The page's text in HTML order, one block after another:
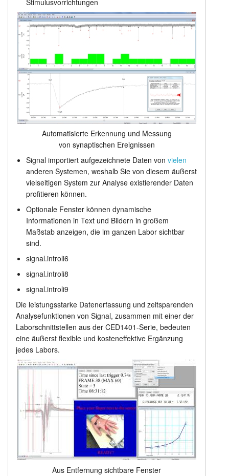
Automatisierte Erkennung und Messung
von synaptischen Ereignissen
Signal importiert aufgezeichnete Daten von vielen
anderen Systemen, weshalb Sie von diesem äußerst
vielseitigen System zur Analyse existierender Daten
profitieren können.
Optionale Fenster können dynamische
Informationen in Text und Bildern in großem
Maßstab anzeigen, die im ganzen Labor sichtbar
sind.
signal.introli6
signal.introli8
signal.introli9
Die leistungsstarke Datenerfassung und zeitsparenden
Analysefunktionen von Signal, zusammen mit einer der
Laborschnittstellen aus der CED1401-Serie, bedeuten
eine äußerst flexible und kosteneffektive Ergänzung
jedes Labors.
Aus Entfernung sichtbare Fenster